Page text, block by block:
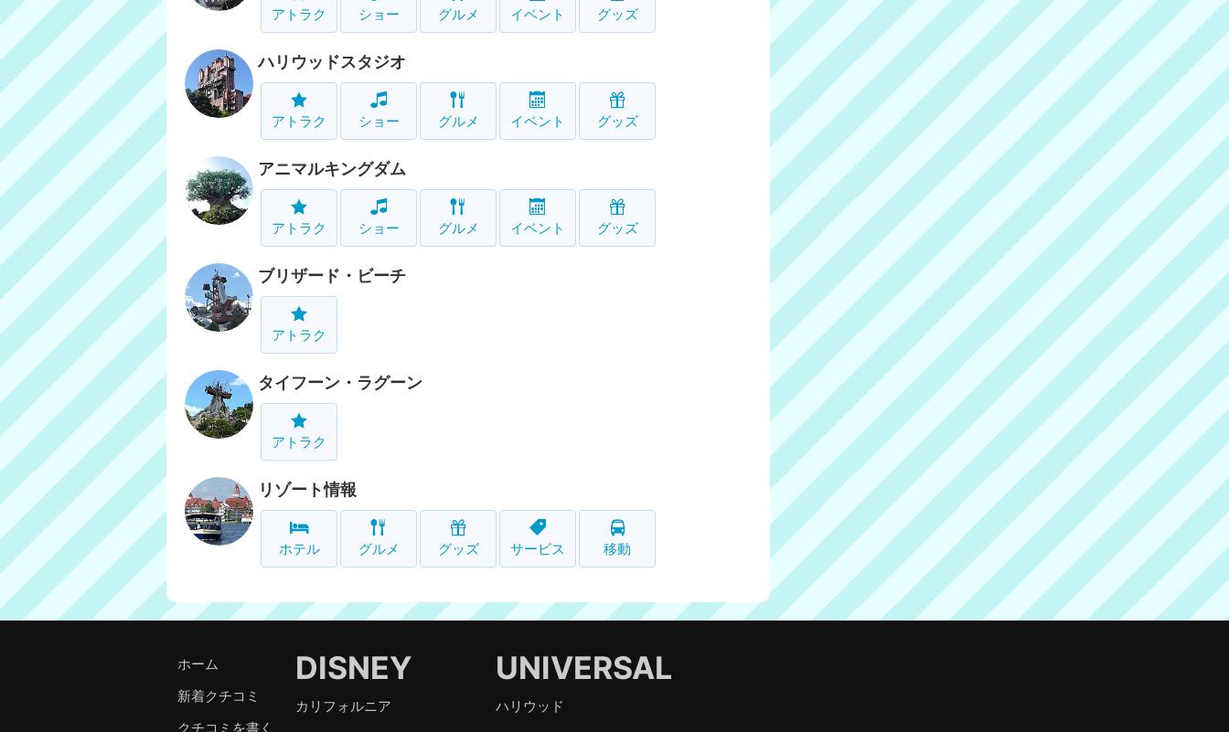
アトラク ショー グルメ イベント グッズ
ハリウッドスタジオ
アトラク ショー グルメ イベント グッズ
アニマルキングダム
アトラク ショー グルメ イベント グッズ
ブリザード・ビーチ
アトラク
タイフーン・ラグーン
アトラク
リゾート情報
ホテル グルメ グッズ サービス 移動
ホーム
新着クチコミ
クチコミを書く
DISNEY
カリフォルニア
UNIVERSAL
ハリウッド